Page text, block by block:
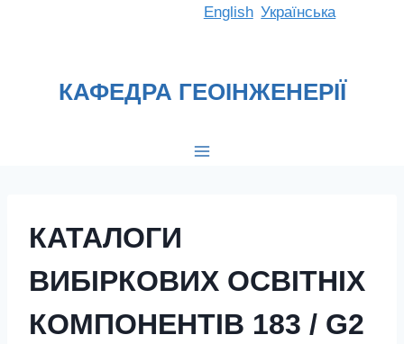
English Українська
КАФЕДРА ГЕОІНЖЕНЕРІЇ
КАТАЛОГИ
ВИБІРКОВИХ ОСВІТНІХ
КОМПОНЕНТІВ 183 / G2